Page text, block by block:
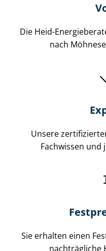
Die Heid-
nach
Unsere
Fachwissen und
Sie erhalten einen
nachträgliche